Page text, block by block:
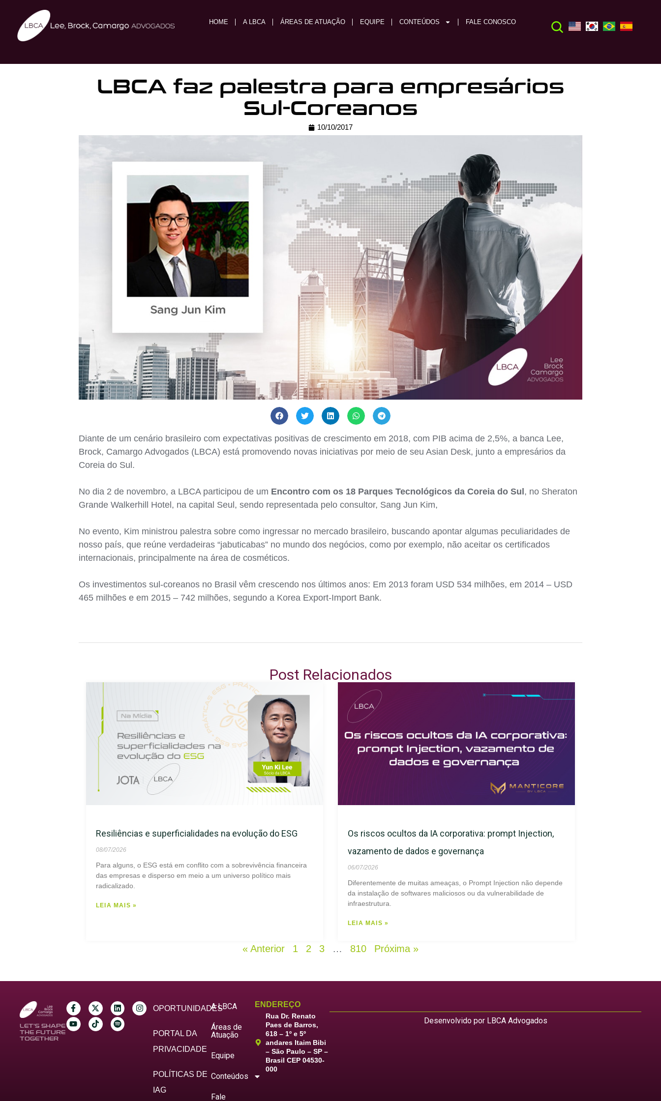
HOME A LBCA ÁREAS DE ATUAÇÃO EQUIPE CONTEÚDOS FALE CONOSCO
LBCA faz palestra para empresários
Sul-Coreanos
10/10/2017
Diante de um cenário brasileiro com expectativas positivas de crescimento em 2018, com PIB acima de 2,5%, a banca Lee,
Brock, Camargo Advogados (LBCA) está promovendo novas iniciativas por meio de seu Asian Desk, junto a empresários da
Coreia do Sul.
No dia 2 de novembro, a LBCA participou de um Encontro com os 18 Parques Tecnológicos da Coreia do Sul, no Sheraton
Grande Walkerhill Hotel, na capital Seul, sendo representada pelo consultor, Sang Jun Kim,
No evento, Kim ministrou palestra sobre como ingressar no mercado brasileiro, buscando apontar algumas peculiaridades de
nosso país, que reúne verdadeiras “jabuticabas” no mundo dos negócios, como por exemplo, não aceitar os certificados
internacionais, principalmente na área de cosméticos.
Os investimentos sul-coreanos no Brasil vêm crescendo nos últimos anos: Em 2013 foram USD 534 milhões, em 2014 – USD
465 milhões e em 2015 – 742 milhões, segundo a Korea Export-Import Bank.
Post Relacionados
Resiliências e superficialidades na evolução do ESG
08/07/2026
Para alguns, o ESG está em conflito com a sobrevivência financeira
das empresas e disperso em meio a um universo político mais
radicalizado.
LEIA MAIS »
Os riscos ocultos da IA corporativa: prompt Injection,
vazamento de dados e governança
06/07/2026
Diferentemente de muitas ameaças, o Prompt Injection não depende
da instalação de softwares maliciosos ou da vulnerabilidade de
infraestrutura.
LEIA MAIS »
« Anterior 1 2 3 … 810 Próxima »
LET’S SHAPE
THE FUTURE
TOGETHER
OPORTUNIDADES
PORTAL DA
PRIVACIDADE
POLÍTICAS DE
IAG
A LBCA
Áreas de
Atuação
Equipe
Conteúdos
Fale
ENDEREÇO
Rua Dr. Renato
Paes de Barros,
618 – 1º e 5º
andares Itaim Bibi
– São Paulo – SP –
Brasil CEP 04530-
000
Desenvolvido por LBCA Advogados